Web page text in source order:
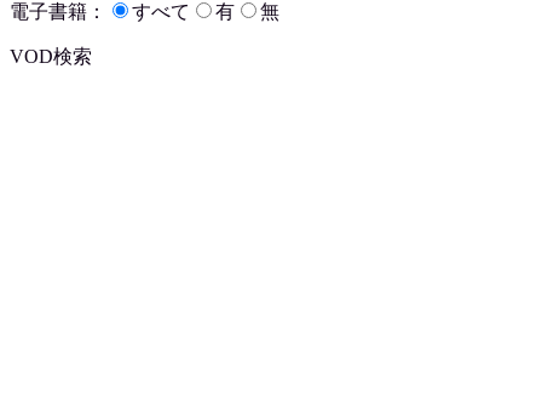
電子書籍：
すべて 有 無
VOD検索